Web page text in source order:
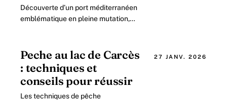
Découverte d’un port méditerranéen
emblématique en pleine mutation,
amateurs.
Peche au lac de Carcès
: techniques et
conseils pour réussir
Les techniques de pêche
27 JANV. 2026